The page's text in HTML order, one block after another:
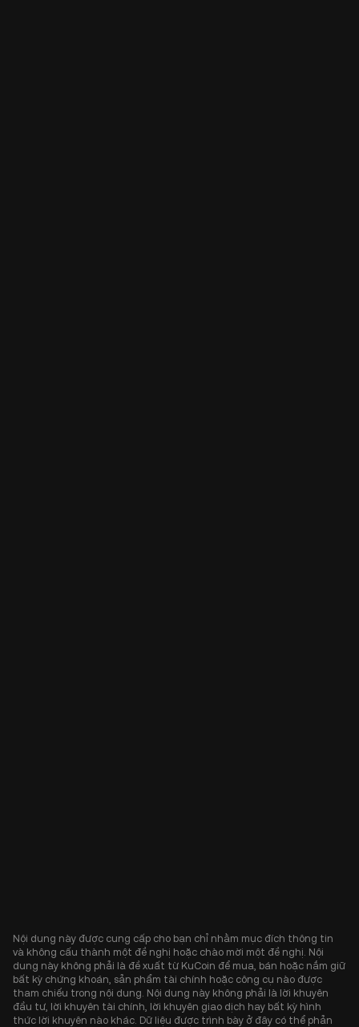
Nội dung này được cung cấp cho bạn chỉ nhằm mục đích thông tin
và không cấu thành một đề nghị hoặc chào mời một đề nghị. Nội
dung này không phải là đề xuất từ KuCoin để mua, bán hoặc nắm giữ
bất kỳ chứng khoán, sản phẩm tài chính hoặc công cụ nào được
tham chiếu trong nội dung. Nội dung này không phải là lời khuyên
đầu tư, lời khuyên tài chính, lời khuyên giao dịch hay bất kỳ hình
thức lời khuyên nào khác. Dữ liệu được trình bày ở đây có thể phản